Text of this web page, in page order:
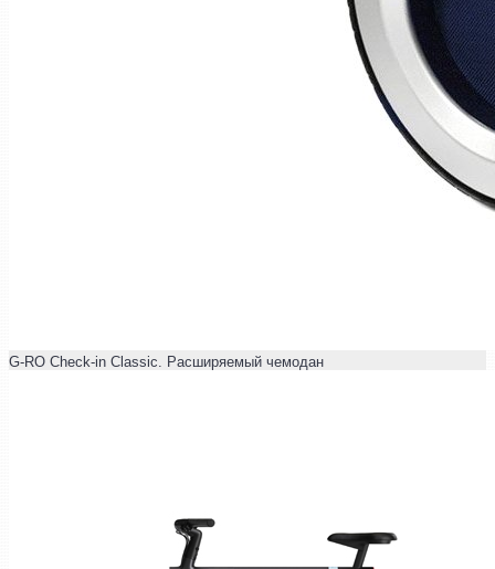
G-RO Check-in Classic. Расширяемый чемодан